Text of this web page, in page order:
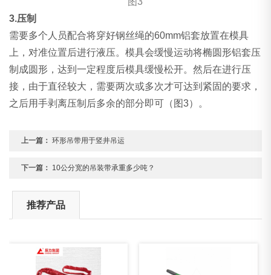
3.压制
需要多个人员配合将穿好钢丝绳的60mm铝套放置在模具
上，对准位置后进行液压。模具会缓慢运动将椭圆形铝套压
制成圆形，达到一定程度后模具缓慢松开。然后在进行压
接，由于直径较大，需要两次或多次才可达到紧固的要求，
之后用手剥离压制后多余的部分即可（图3）。
上一篇： 环形吊带用于竖井吊运
下一篇： 10公分宽的吊装带承重多少吨？
推荐产品